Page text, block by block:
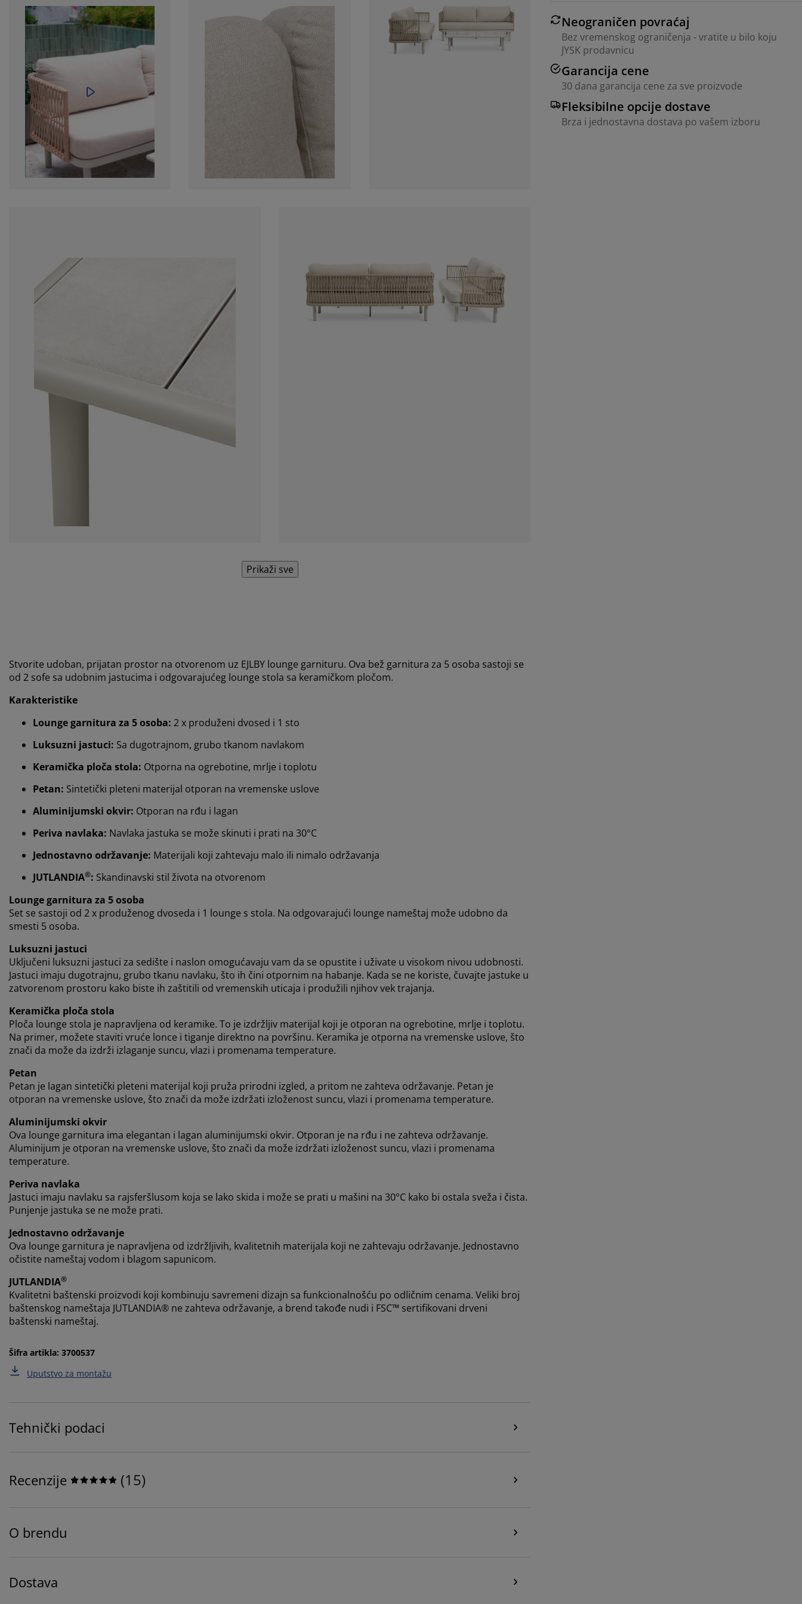
Prikaži sve
Neograničen povraćaj
Bez vremenskog ograničenja - vratite u bilo koju
JYSK prodavnicu
Garancija cene
30 dana garancija cene za sve proizvode
Fleksibilne opcije dostave
Brza i jednostavna dostava po vašem izboru
Stvorite udoban, prijatan prostor na otvorenom uz EJLBY lounge garnituru. Ova bež garnitura za 5 osoba sastoji se
od 2 sofe sa udobnim jastucima i odgovarajućeg lounge stola sa keramičkom pločom.
Karakteristike
Lounge garnitura za 5 osoba: 2 x produženi dvosed i 1 sto
Luksuzni jastuci: Sa dugotrajnom, grubo tkanom navlakom
Keramička ploča stola: Otporna na ogrebotine, mrlje i toplotu
Petan: Sintetički pleteni materijal otporan na vremenske uslove
Aluminijumski okvir: Otporan na rđu i lagan
Periva navlaka: Navlaka jastuka se može skinuti i prati na 30°C
Jednostavno održavanje: Materijali koji zahtevaju malo ili nimalo održavanja
JUTLANDIA®: Skandinavski stil života na otvorenom
Lounge garnitura za 5 osoba
Set se sastoji od 2 x produženog dvoseda i 1 lounge s stola. Na odgovarajući lounge nameštaj može udobno da
smesti 5 osoba.
Luksuzni jastuci
Uključeni luksuzni jastuci za sedište i naslon omogućavaju vam da se opustite i uživate u visokom nivou udobnosti.
Jastuci imaju dugotrajnu, grubo tkanu navlaku, što ih čini otpornim na habanje. Kada se ne koriste, čuvajte jastuke u
zatvorenom prostoru kako biste ih zaštitili od vremenskih uticaja i produžili njihov vek trajanja.
Keramička ploča stola
Ploča lounge stola je napravljena od keramike. To je izdržljiv materijal koji je otporan na ogrebotine, mrlje i toplotu.
Na primer, možete staviti vruće lonce i tiganje direktno na površinu. Keramika je otporna na vremenske uslove, što
znači da može da izdrži izlaganje suncu, vlazi i promenama temperature.
Petan
Petan je lagan sintetički pleteni materijal koji pruža prirodni izgled, a pritom ne zahteva održavanje. Petan je
otporan na vremenske uslove, što znači da može izdržati izloženost suncu, vlazi i promenama temperature.
Aluminijumski okvir
Ova lounge garnitura ima elegantan i lagan aluminijumski okvir. Otporan je na rđu i ne zahteva održavanje.
Aluminijum je otporan na vremenske uslove, što znači da može izdržati izloženost suncu, vlazi i promenama
temperature.
Periva navlaka
Jastuci imaju navlaku sa rajsferšlusom koja se lako skida i može se prati u mašini na 30°C kako bi ostala sveža i čista.
Punjenje jastuka se ne može prati.
Jednostavno održavanje
Ova lounge garnitura je napravljena od izdržljivih, kvalitetnih materijala koji ne zahtevaju održavanje. Jednostavno
očistite nameštaj vodom i blagom sapunicom.
JUTLANDIA®
Kvalitetni baštenski proizvodi koji kombinuju savremeni dizajn sa funkcionalnošću po odličnim cenama. Veliki broj
baštenskog nameštaja JUTLANDIA® ne zahteva održavanje, a brend takođe nudi i FSC™ sertifikovani drveni
baštenski nameštaj.
Šifra artikla: 3700537
Uputstvo za montažu
Tehnički podaci
Recenzije (15)
O brendu
Dostava